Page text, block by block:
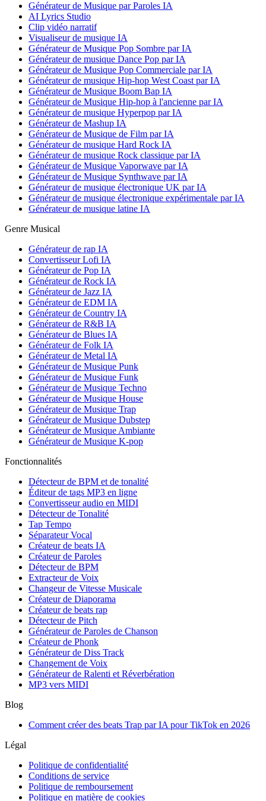
Générateur de Musique par Paroles IA
AI Lyrics Studio
Clip vidéo narratif
Visualiseur de musique IA
Générateur de Musique Pop Sombre par IA
Générateur de musique Dance Pop par IA
Générateur de Musique Pop Commerciale par IA
Générateur de musique Hip-hop West Coast par IA
Générateur de Musique Boom Bap IA
Générateur de Musique Hip-hop à l'ancienne par IA
Générateur de musique Hyperpop par IA
Générateur de Mashup IA
Générateur de Musique de Film par IA
Générateur de musique Hard Rock IA
Générateur de musique Rock classique par IA
Générateur de Musique Vaporwave par IA
Générateur de Musique Synthwave par IA
Générateur de musique électronique UK par IA
Générateur de musique électronique expérimentale par IA
Générateur de musique latine IA
Genre Musical
Générateur de rap IA
Convertisseur Lofi IA
Générateur de Pop IA
Générateur de Rock IA
Générateur de Jazz IA
Générateur de EDM IA
Générateur de Country IA
Générateur de R&B IA
Générateur de Blues IA
Générateur de Folk IA
Générateur de Metal IA
Générateur de Musique Punk
Générateur de Musique Funk
Générateur de Musique Techno
Générateur de Musique House
Générateur de Musique Trap
Générateur de Musique Dubstep
Générateur de Musique Ambiante
Générateur de Musique K-pop
Fonctionnalités
Détecteur de BPM et de tonalité
Éditeur de tags MP3 en ligne
Convertisseur audio en MIDI
Détecteur de Tonalité
Tap Tempo
Séparateur Vocal
Créateur de beats IA
Créateur de Paroles
Détecteur de BPM
Extracteur de Voix
Changeur de Vitesse Musicale
Créateur de Diaporama
Créateur de beats rap
Détecteur de Pitch
Générateur de Paroles de Chanson
Créateur de Phonk
Générateur de Diss Track
Changement de Voix
Générateur de Ralenti et Réverbération
MP3 vers MIDI
Blog
Comment créer des beats Trap par IA pour TikTok en 2026
Légal
Politique de confidentialité
Conditions de service
Politique de remboursement
Politique en matière de cookies